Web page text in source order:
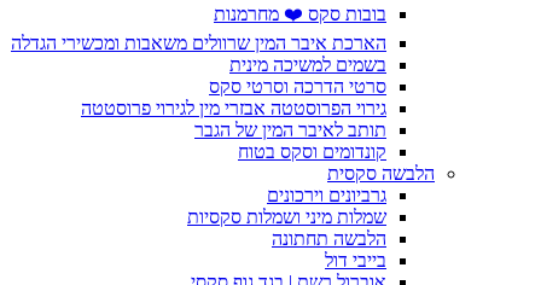
בובות סקס ❤️ מחרמנות
הארכת איבר המין שרוולים משאבות ומכשירי הגדלה
בשמים למשיכה מינית
סרטי הדרכה וסרטי סקס
גירוי הפרוסטטה אבזרי מין לגירוי פרוסטטה
תותב לאיבר המין של הגבר
קונדומים וסקס בטוח
הלבשה סקסית
גרביונים וירכונים
שמלות מיני ושמלות סקסיות
הלבשה תחתונה
בייבי דול